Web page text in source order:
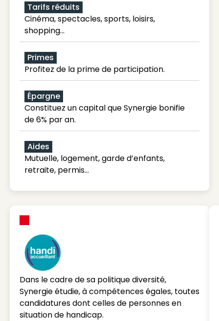
Tarifs réduits
Cinéma, spectacles, sports, loisirs,
shopping...
Primes
Profitez de la prime de participation.
Épargne
Constituez un capital que Synergie bonifie
de 6% par an.
Aides
Mutuelle, logement, garde d’enfants,
retraite, permis…
Dans le cadre de sa politique diversité,
Synergie étudie, à compétences égales, toutes
candidatures dont celles de personnes en
situation de handicap.